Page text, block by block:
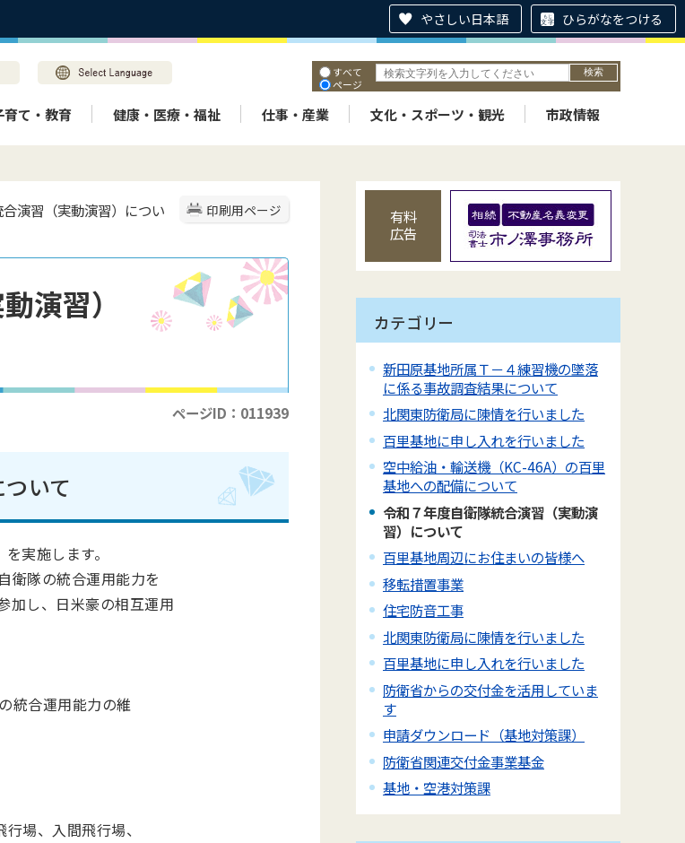
やさしい日本語 ひらがなをつける
すべて
ページ
育て・教育 健康・医療・福祉 仕事・産業 文化・スポーツ・観光 市政情報
印刷用ページ
演習（実動演習）につい
演習）
ページID：011939
いて
実施します。
衛隊の統合運用能力を
加し、日米豪の相互運用
統合運用能力の維
場、入間飛行場、
有料
広告
カテゴリー
新田原基地所属Ｔ－４練習機の墜落
に係る事故調査結果について
北関東防衛局に陳情を行いました
百里基地に申し入れを行いました
空中給油・輸送機（KC-46A）の百里
基地への配備について
令和７年度自衛隊統合演習（実動演
習）について
百里基地周辺にお住まいの皆様へ
移転措置事業
住宅防音工事
北関東防衛局に陳情を行いました
百里基地に申し入れを行いました
防衛省からの交付金を活用していま
す
申請ダウンロード（基地対策課）
防衛省関連交付金事業基金
基地・空港対策課